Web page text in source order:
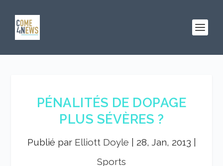
PÉNALITÉS DE DOPAGE
PLUS SÉVÈRES ?
Publié par Elliott Doyle 28, Jan, 2013
Sports